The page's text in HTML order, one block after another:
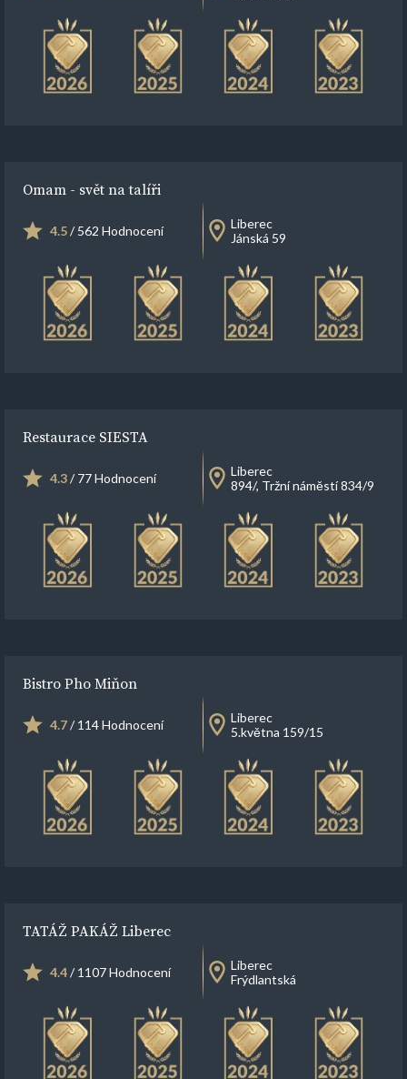
Omam - svět na talíři
4.5/ 562 Hodnocení
Liberec
Jánská 59
Restaurace SIESTA
4.3/ 77 Hodnocení
Liberec
894/, Tržní náměstí 834/9
Bistro Pho Miňon
4.7/ 114 Hodnocení
Liberec
5.května 159/15
TATÁŽ PAKÁŽ Liberec
4.4/ 1107 Hodnocení
Liberec
Frýdlantská